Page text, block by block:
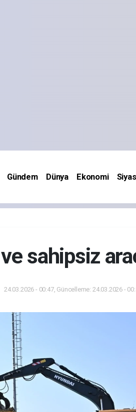
Gündem Dünya Ekonomi
sahipsiz
24.03.2026 - 00:47, Güncelleme: 24.03.2026 -